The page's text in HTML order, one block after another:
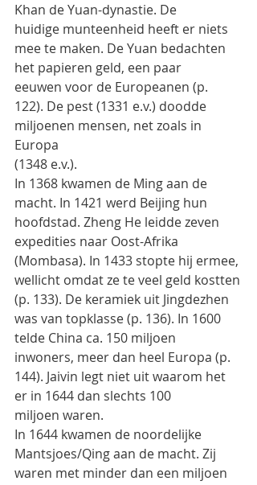
Khan de Yuan-dynastie. De
huidige munteenheid heeft er niets
mee te maken. De Yuan bedachten
het papieren geld, een paar
eeuwen voor de Europeanen (p.
122). De pest (1331 e.v.) doodde
miljoenen mensen, net zoals in
Europa
(1348 e.v.).
In 1368 kwamen de Ming aan de
macht. In 1421 werd Beijing hun
hoofdstad. Zheng He leidde zeven
expedities naar Oost-Afrika
(Mombasa). In 1433 stopte hij ermee,
wellicht omdat ze te veel geld kostten
(p. 133). De keramiek uit Jingdezhen
was van topklasse (p. 136). In 1600
telde China ca. 150 miljoen
inwoners, meer dan heel Europa (p.
144). Jaivin legt niet uit waarom het
er in 1644 dan slechts 100
miljoen waren.
In 1644 kwamen de noordelijke
Mantsjoes/Qing aan de macht. Zij
waren met minder dan een miljoen